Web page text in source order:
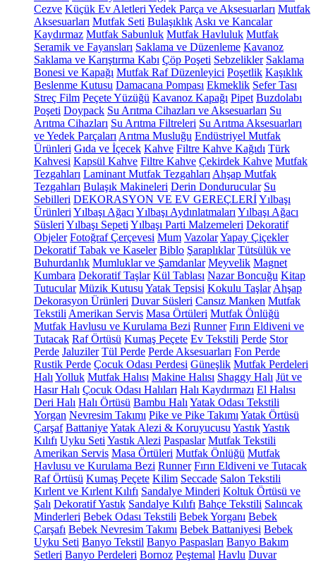
Cezve Küçük Ev Aletleri Yedek Parça ve Aksesuarları Mutfak
Aksesuarları Mutfak Seti Bulaşıklık Askı ve Kancalar
Kaydırmaz Mutfak Sabunluk Mutfak Havluluk Mutfak
Seramik ve Fayansları Saklama ve Düzenleme Kavanoz
Saklama ve Karıştırma Kabı Çöp Poşeti Sebzelikler Saklama
Bonesi ve Kapağı Mutfak Raf Düzenleyici Poşetlik Kaşıklık
Beslenme Kutusu Damacana Pompası Ekmeklik Sefer Tası
Streç Film Peçete Yüzüğü Kavanoz Kapağı Pipet Buzdolabı
Poşeti Doypack Su Arıtma Cihazları ve Aksesuarları Su
Arıtma Cihazları Su Arıtma Filtreleri Su Arıtma Aksesuarları
ve Yedek Parçaları Arıtma Musluğu Endüstriyel Mutfak
Ürünleri Gıda ve İçecek Kahve Filtre Kahve Kağıdı Türk
Kahvesi Kapsül Kahve Filtre Kahve Çekirdek Kahve Mutfak
Tezgahları Laminant Mutfak Tezgahları Ahşap Mutfak
Tezgahları Bulaşık Makineleri Derin Dondurucular Su
Sebilleri DEKORASYON VE EV GEREÇLERİYılbaşı
Ürünleri Yılbaşı Ağacı Yılbaşı Aydınlatmaları Yılbaşı Ağacı
Süsleri Yılbaşı Sepeti Yılbaşı Parti Malzemeleri Dekoratif
Objeler Fotoğraf Çerçevesi Mum VazolarYapay Çiçekler
Dekoratif Tabak ve Kaseler Biblo Şaraplıklar Tütsülük ve
Buhurdanlık Mumluklar ve Şamdanlar Meyvelik Magnet
Kumbara Dekoratif Taşlar Kül Tablası Nazar Boncuğu Kitap
Tutucular Müzik Kutusu Yatak Tepsisi Kokulu Taşlar Ahşap
Dekorasyon Ürünleri Duvar Süsleri Cansız Manken Mutfak
Tekstili Amerikan Servis Masa Örtüleri Mutfak Önlüğü
Mutfak Havlusu ve Kurulama Bezi Runner Fırın Eldiveni ve
Tutacak Raf Örtüsü Kumaş Peçete Ev Tekstili Perde Stor
Perde Jaluziler Tül Perde Perde Aksesuarları Fon Perde
Rustik Perde Çocuk Odası Perdesi Güneşlik Mutfak Perdeleri
Halı Yolluk Mutfak Halısı Makine Halısı Shaggy Halı Jüt ve
Hasır Halı Çocuk Odası Halıları Halı Kaydırmazı El Halısı
Deri Halı Halı Örtüsü Bambu Halı Yatak Odası Tekstili
Yorgan Nevresim Takımı Pike ve Pike Takımı Yatak Örtüsü
Çarşaf BattaniyeYatak Alezi & Koruyucusu YastıkYastık
Kılıfı Uyku Seti Yastık Alezi Paspaslar Mutfak Tekstili
Amerikan Servis Masa Örtüleri Mutfak Önlüğü Mutfak
Havlusu ve Kurulama Bezi Runner Fırın Eldiveni ve Tutacak
Raf Örtüsü Kumaş Peçete Kilim Seccade Salon Tekstili
Kırlent ve Kırlent Kılıfı Sandalye Minderi Koltuk Örtüsü ve
Şalı Dekoratif Yastık Sandalye Kılıfı Bahçe Tekstili Salıncak
Minderleri Bebek Odası Tekstili Bebek Yorganı Bebek
Çarşafı Bebek Nevresim Takımı Bebek Battaniyesi Bebek
Uyku Seti Banyo Tekstil Banyo Paspasları Banyo Bakım
Setleri Banyo Perdeleri Bornoz Peştemal Havlu Duvar